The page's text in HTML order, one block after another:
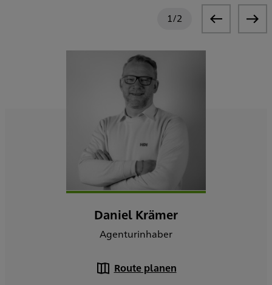
1/2
Daniel Krämer
Agenturinhaber
Route planen